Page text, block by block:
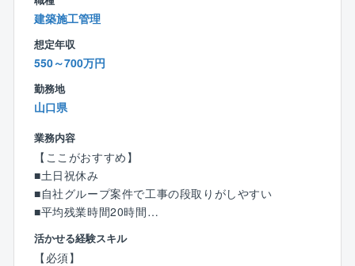
建築施工管理
想定年収
550～700万円
勤務地
山口県
業務内容
【ここがおすすめ】
■土日祝休み
■自社グループ案件で工事の段取りがしやすい
■平均残業時間20時間
■フレックスタイム制のため、自身の予定や業務量に合
わせ働くことができます。
活かせる経験スキル
【必須】